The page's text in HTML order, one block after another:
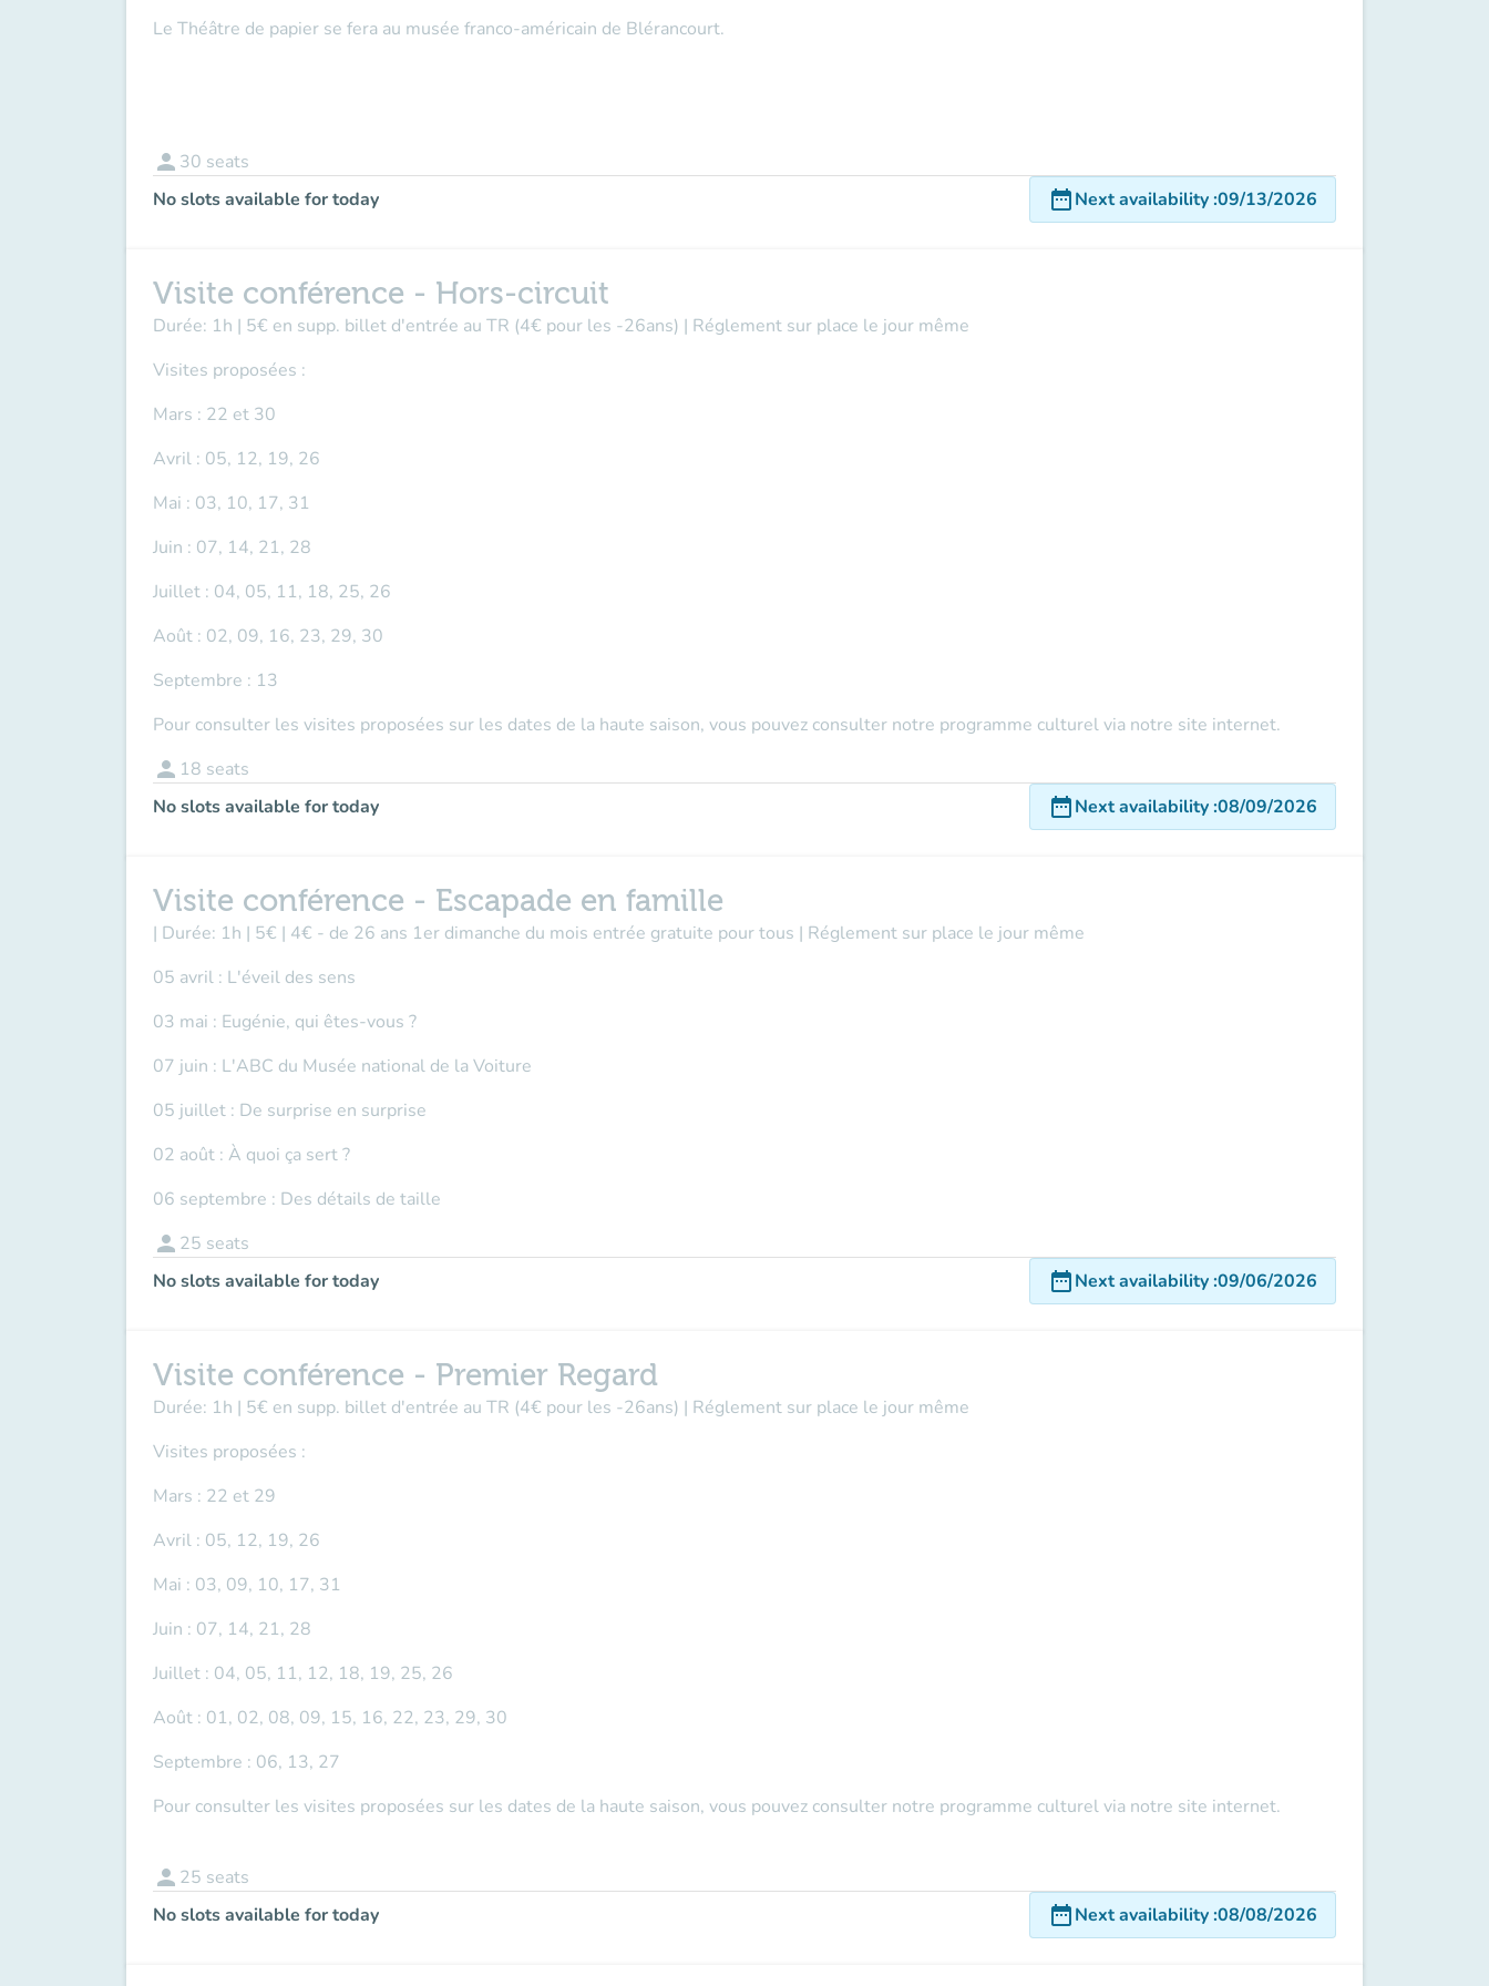
Le Théâtre de papier se fera au musée franco-américain de Blérancourt.
person 30 seats
No slots available for today
date_rangeNext availability:09/13/2026
Visite conférence - Hors-circuit
Durée: 1h | 5€ en supp. billet d'entrée au TR (4€ pour les -26ans) | Réglement sur place le jour même
Visites proposées :
Mars : 22 et 30
Avril : 05, 12, 19, 26
Mai : 03, 10, 17, 31
Juin : 07, 14, 21, 28
Juillet : 04, 05, 11, 18, 25, 26
Août : 02, 09, 16, 23, 29, 30
Septembre : 13
Pour consulter les visites proposées sur les dates de la haute saison, vous pouvez consulter notre programme culturel via notre site internet.
person 18 seats
No slots available for today
date_rangeNext availability:08/09/2026
Visite conférence - Escapade en famille
| Durée: 1h | 5€ | 4€ - de 26 ans 1er dimanche du mois entrée gratuite pour tous | Réglement sur place le jour même
05 avril : L'éveil des sens
03 mai : Eugénie, qui êtes-vous ?
07 juin : L'ABC du Musée national de la Voiture
05 juillet : De surprise en surprise
02 août : À quoi ça sert ?
06 septembre : Des détails de taille
person 25 seats
No slots available for today
date_rangeNext availability:09/06/2026
Visite conférence - Premier Regard
Durée: 1h | 5€ en supp. billet d'entrée au TR (4€ pour les -26ans) | Réglement sur place le jour même
Visites proposées :
Mars : 22 et 29
Avril : 05, 12, 19, 26
Mai : 03, 09, 10, 17, 31
Juin : 07, 14, 21, 28
Juillet : 04, 05, 11, 12, 18, 19, 25, 26
Août : 01, 02, 08, 09, 15, 16, 22, 23, 29, 30
Septembre : 06, 13, 27
Pour consulter les visites proposées sur les dates de la haute saison, vous pouvez consulter notre programme culturel via notre site internet.
person 25 seats
No slots available for today
date_rangeNext availability:08/08/2026